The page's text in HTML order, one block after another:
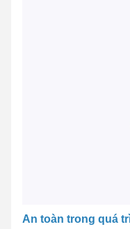
An toàn trong quá